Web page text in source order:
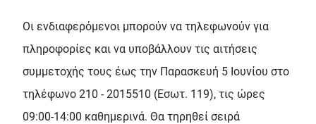
Οι ενδιαφερόμενοι μπορούν να τηλεφωνούν για
πληροφορίες και να υποβάλλουν τις αιτήσεις
συμμετοχής τους έως την Παρασκευή 5 Ιουνίου στο
τηλέφωνο 210 - 2015510 (Εσωτ. 119), τις ώρες
09:00-14:00 καθημερινά. Θα τηρηθεί σειρά